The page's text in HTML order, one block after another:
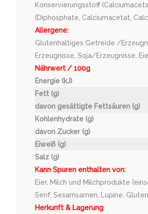
Konservierungsstoff
(Diphosphate, Calciumacetat,
Allergene:
Glutenhaltiges Getreide /
Erzeugnisse, Soja/Erzeugnisse,
Nährwert / 100g
Energie (kJ)
Fett (g)
davon gesättigte Fettsäuren (g)
Kohlenhydrate (g)
davon Zucker (g)
Eiweiß (g)
Salz (g)
Kann Spuren enthalten von:
Eier, Milch und Milchprodukte
Senf, Sesamsamen, Lupine,
Herkunft & Lagerung